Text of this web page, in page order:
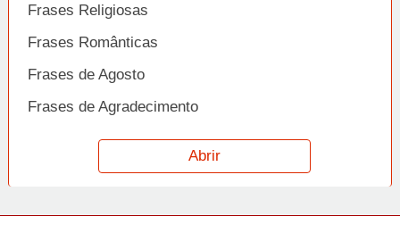
Frases Religiosas
Frases Românticas
Frases de Agosto
Frases de Agradecimento
Frases de Amizade
Frases de Amor
Abrir